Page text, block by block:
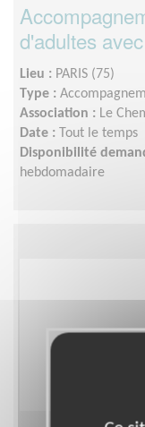
d'adultes
Lieu : PARIS (75)
Type :
Association : Le
Date :
Tout le temps
Disponibilité
hebdomadaire